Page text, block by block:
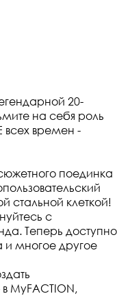
20-
на себя роль
всех времен -
поединка
стальной клеткой!
с
Теперь доступно
и многое другое
MyFACTION,